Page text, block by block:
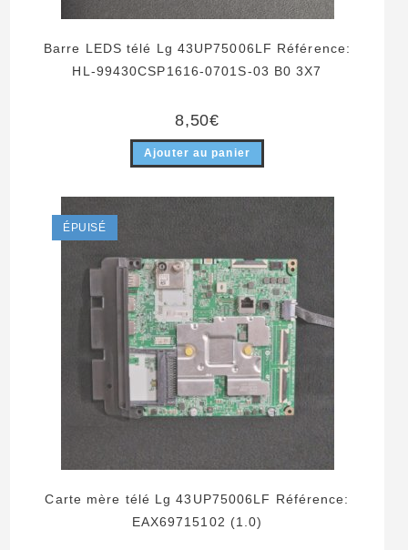
Barre LEDS télé Lg 43UP75006LF Référence:
HL-99430CSP1616-0701S-03 B0 3X7
8,50€
Ajouter au panier
ÉPUISÉ
Carte mère télé Lg 43UP75006LF Référence:
EAX69715102 (1.0)